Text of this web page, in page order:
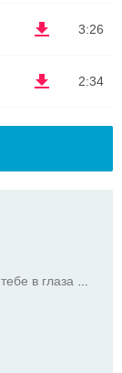
3:26
2:34
призрак крови парапустяков осколки летят тебе в глаза призрак крови парапустяков осколки летят тебе